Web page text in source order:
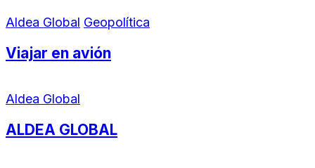
Aldea Global Geopolítica
Viajar en avión
Aldea Global
ALDEA GLOBAL